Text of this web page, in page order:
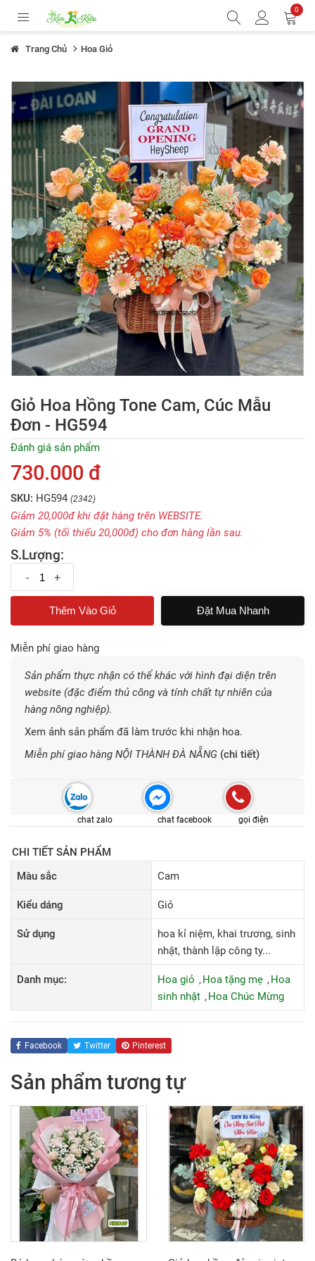
0
Trang Chủ Hoa Giỏ
Giỏ Hoa Hồng Tone Cam, Cúc Mẫu
Đơn - HG594
Đánh giá sản phẩm
730.000 đ
SKU: HG594 (2342)
Giảm 20,000đ khi đặt hàng trên WEBSITE.
Giảm 5% (tối thiếu 20,000đ) cho đơn hàng lần sau.
S.Lượng:
- +
Đặt Mua Nhanh
Miễn phí giao hàng
Sản phẩm thực nhận có thể khác với hình đại diện trên
website (đặc điểm thủ công và tính chất tự nhiên của
hàng nông nghiệp).
Xem ảnh sản phẩm đã làm trước khi nhận hoa.
Miễn phí giao hàng NỘI THÀNH ĐÀ NẴNG (chi tiết)
chat zalo chat facebook gọi điện
CHI TIẾT SẢN PHẨM
Màu sắc
Cam
Kiểu dáng Giỏ
Sử dụng
hoa kỉ niệm, khai trương, sinh
nhật, thành lập công ty...
Danh mục: Hoa giỏ Hoa tặng mẹ
Hoa
sinh nhật
Hoa Chúc Mừng
Facebook Twitter Pinterest
Sản phẩm tương tự